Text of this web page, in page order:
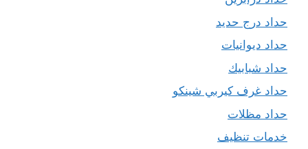
حداد درج حديد
حداد ديوانيات
حداد شبابيك
حداد غرف كيربي شينكو
حداد مظلات
خدمات تنظيف